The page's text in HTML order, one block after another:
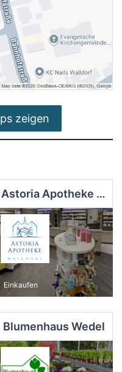
zeigen
Astoria Apotheke Walldorf
Einkaufen
Blumenhaus Wedel